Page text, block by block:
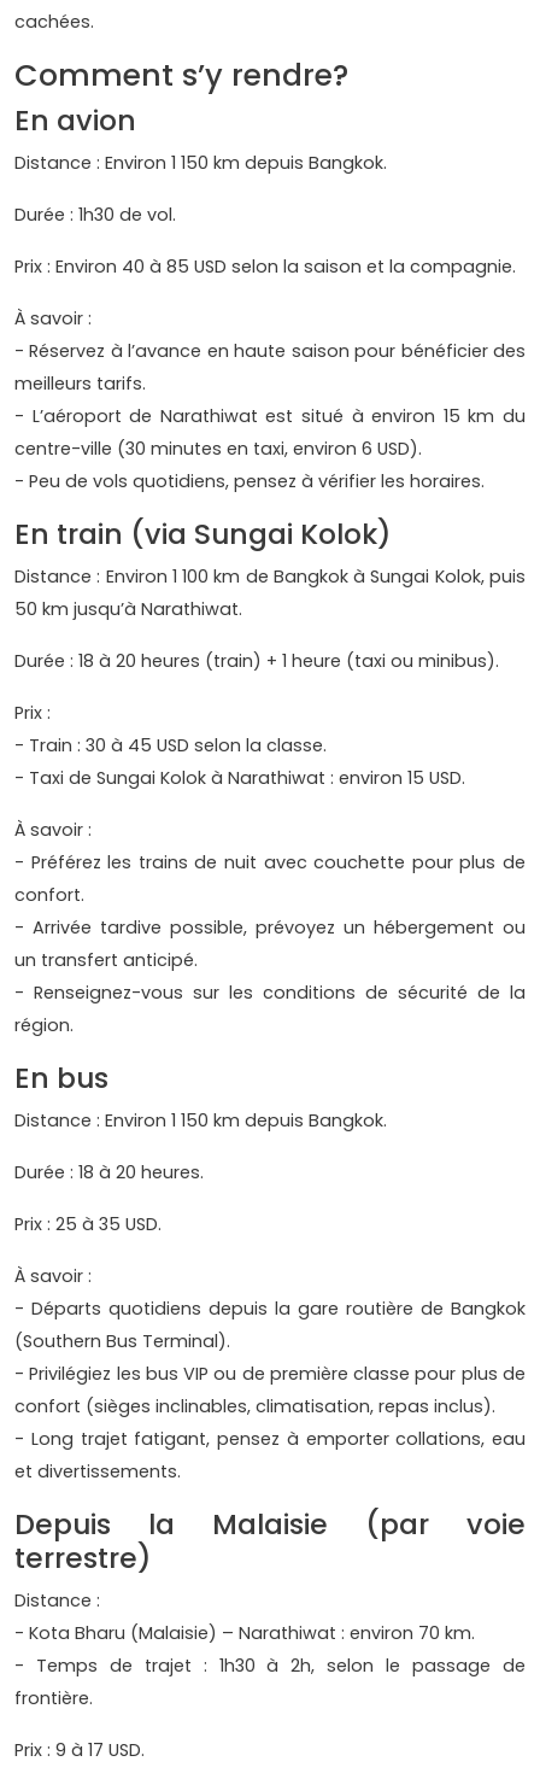
cachées.
Comment s’y rendre?
En avion
Distance : Environ 1 150 km depuis Bangkok.
Durée : 1h30 de vol.
Prix : Environ 40 à 85 USD selon la saison et la compagnie.
À savoir :
- Réservez à l’avance en haute saison pour bénéficier des
meilleurs tarifs.
- L’aéroport de Narathiwat est situé à environ 15 km du
centre-ville (30 minutes en taxi, environ 6 USD).
- Peu de vols quotidiens, pensez à vérifier les horaires.
En train (via Sungai Kolok)
Distance : Environ 1 100 km de Bangkok à Sungai Kolok, puis
50 km jusqu’à Narathiwat.
Durée : 18 à 20 heures (train) + 1 heure (taxi ou minibus).
Prix :
- Train : 30 à 45 USD selon la classe.
- Taxi de Sungai Kolok à Narathiwat : environ 15 USD.
À savoir :
- Préférez les trains de nuit avec couchette pour plus de
confort.
- Arrivée tardive possible, prévoyez un hébergement ou
un transfert anticipé.
- Renseignez-vous sur les conditions de sécurité de la
région.
En bus
Distance : Environ 1 150 km depuis Bangkok.
Durée : 18 à 20 heures.
Prix : 25 à 35 USD.
À savoir :
- Départs quotidiens depuis la gare routière de Bangkok
(Southern Bus Terminal).
- Privilégiez les bus VIP ou de première classe pour plus de
confort (sièges inclinables, climatisation, repas inclus).
- Long trajet fatigant, pensez à emporter collations, eau
et divertissements.
Depuis la Malaisie (par voie
terrestre)
Distance :
- Kota Bharu (Malaisie) – Narathiwat : environ 70 km.
- Temps de trajet : 1h30 à 2h, selon le passage de
frontière.
Prix : 9 à 17 USD.